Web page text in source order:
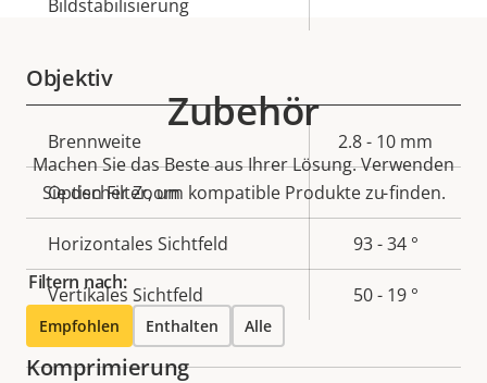
Bildstabilisierung
Objektiv
Eigentumsbeschreibung Eigentumswert
Brennweite 2.8 - 10 mm
Optischer Zoom -
Horizontales Sichtfeld 93 - 34 °
Vertikales Sichtfeld 50 - 19 °
Komprimierung
Zubehör
Machen Sie das Beste aus Ihrer Lösung. Verwenden
Sie den Filter, um kompatible Produkte zu finden.
Filtern nach:
Empfohlen Enthalten Alle